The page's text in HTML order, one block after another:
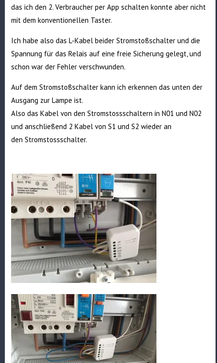
das ich den 2. Verbraucher per App schalten konnte aber nicht
mit dem konventionellen Taster.
Ich habe also das L-Kabel beider Stromstoßschalter und die
Spannung für das Relais auf eine freie Sicherung gelegt, und
schon war der Fehler verschwunden.
Auf dem Stromstoßschalter kann ich erkennen das unten der
Ausgang zur Lampe ist.
Also das Kabel von den Stromstossschaltern in N01 und N02
und anschließend 2 Kabel von S1 und S2 wieder an
den Stromstossschalter.